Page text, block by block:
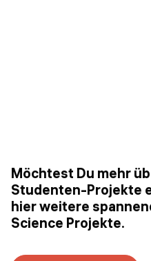
Möchtest Du mehr
Studenten-Projekte
hier weitere
Science Projekte.